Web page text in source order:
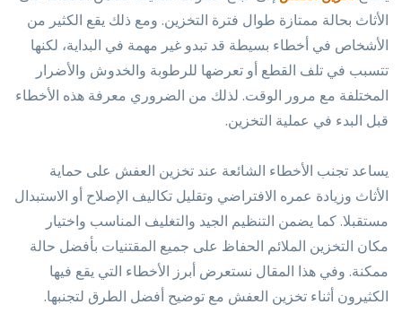
الأثاث بحالة ممتازة طوال فترة التخزين. ومع ذلك يقع الكثير من
الأشخاص في أخطاء بسيطة قد تبدو غير مهمة في البداية، لكنها
تتسبب في تلف القطع أو تعرضها للرطوبة والخدوش والأضرار
المختلفة مع مرور الوقت. لذلك من الضروري معرفة هذه الأخطاء
قبل البدء في عملية التخزين.
يساعد تجنب الأخطاء الشائعة عند تخزين العفش على حماية
الأثاث وزيادة عمره الافتراضي وتقليل تكاليف الإصلاح أو الاستبدال
مستقبلا. كما يضمن التنظيم الجيد والتغليف المناسب واختيار
مكان التخزين الملائم الحفاظ على جميع المقتنيات بأفضل حالة
ممكنة. وفي هذا المقال نستعرض أبرز الأخطاء التي يقع فيها
الكثيرون أثناء تخزين العفش مع توضيح أفضل الطرق لتجنبها.